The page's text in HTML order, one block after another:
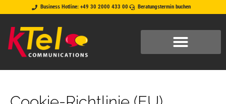
Business Hotline: +49 30 2000 433 00 Beratungstermin buchen